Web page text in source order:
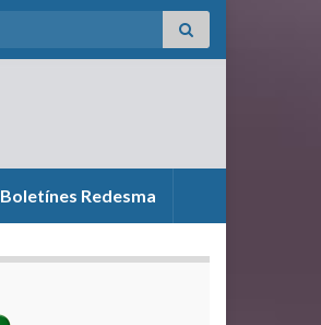
Boletínes Redesma